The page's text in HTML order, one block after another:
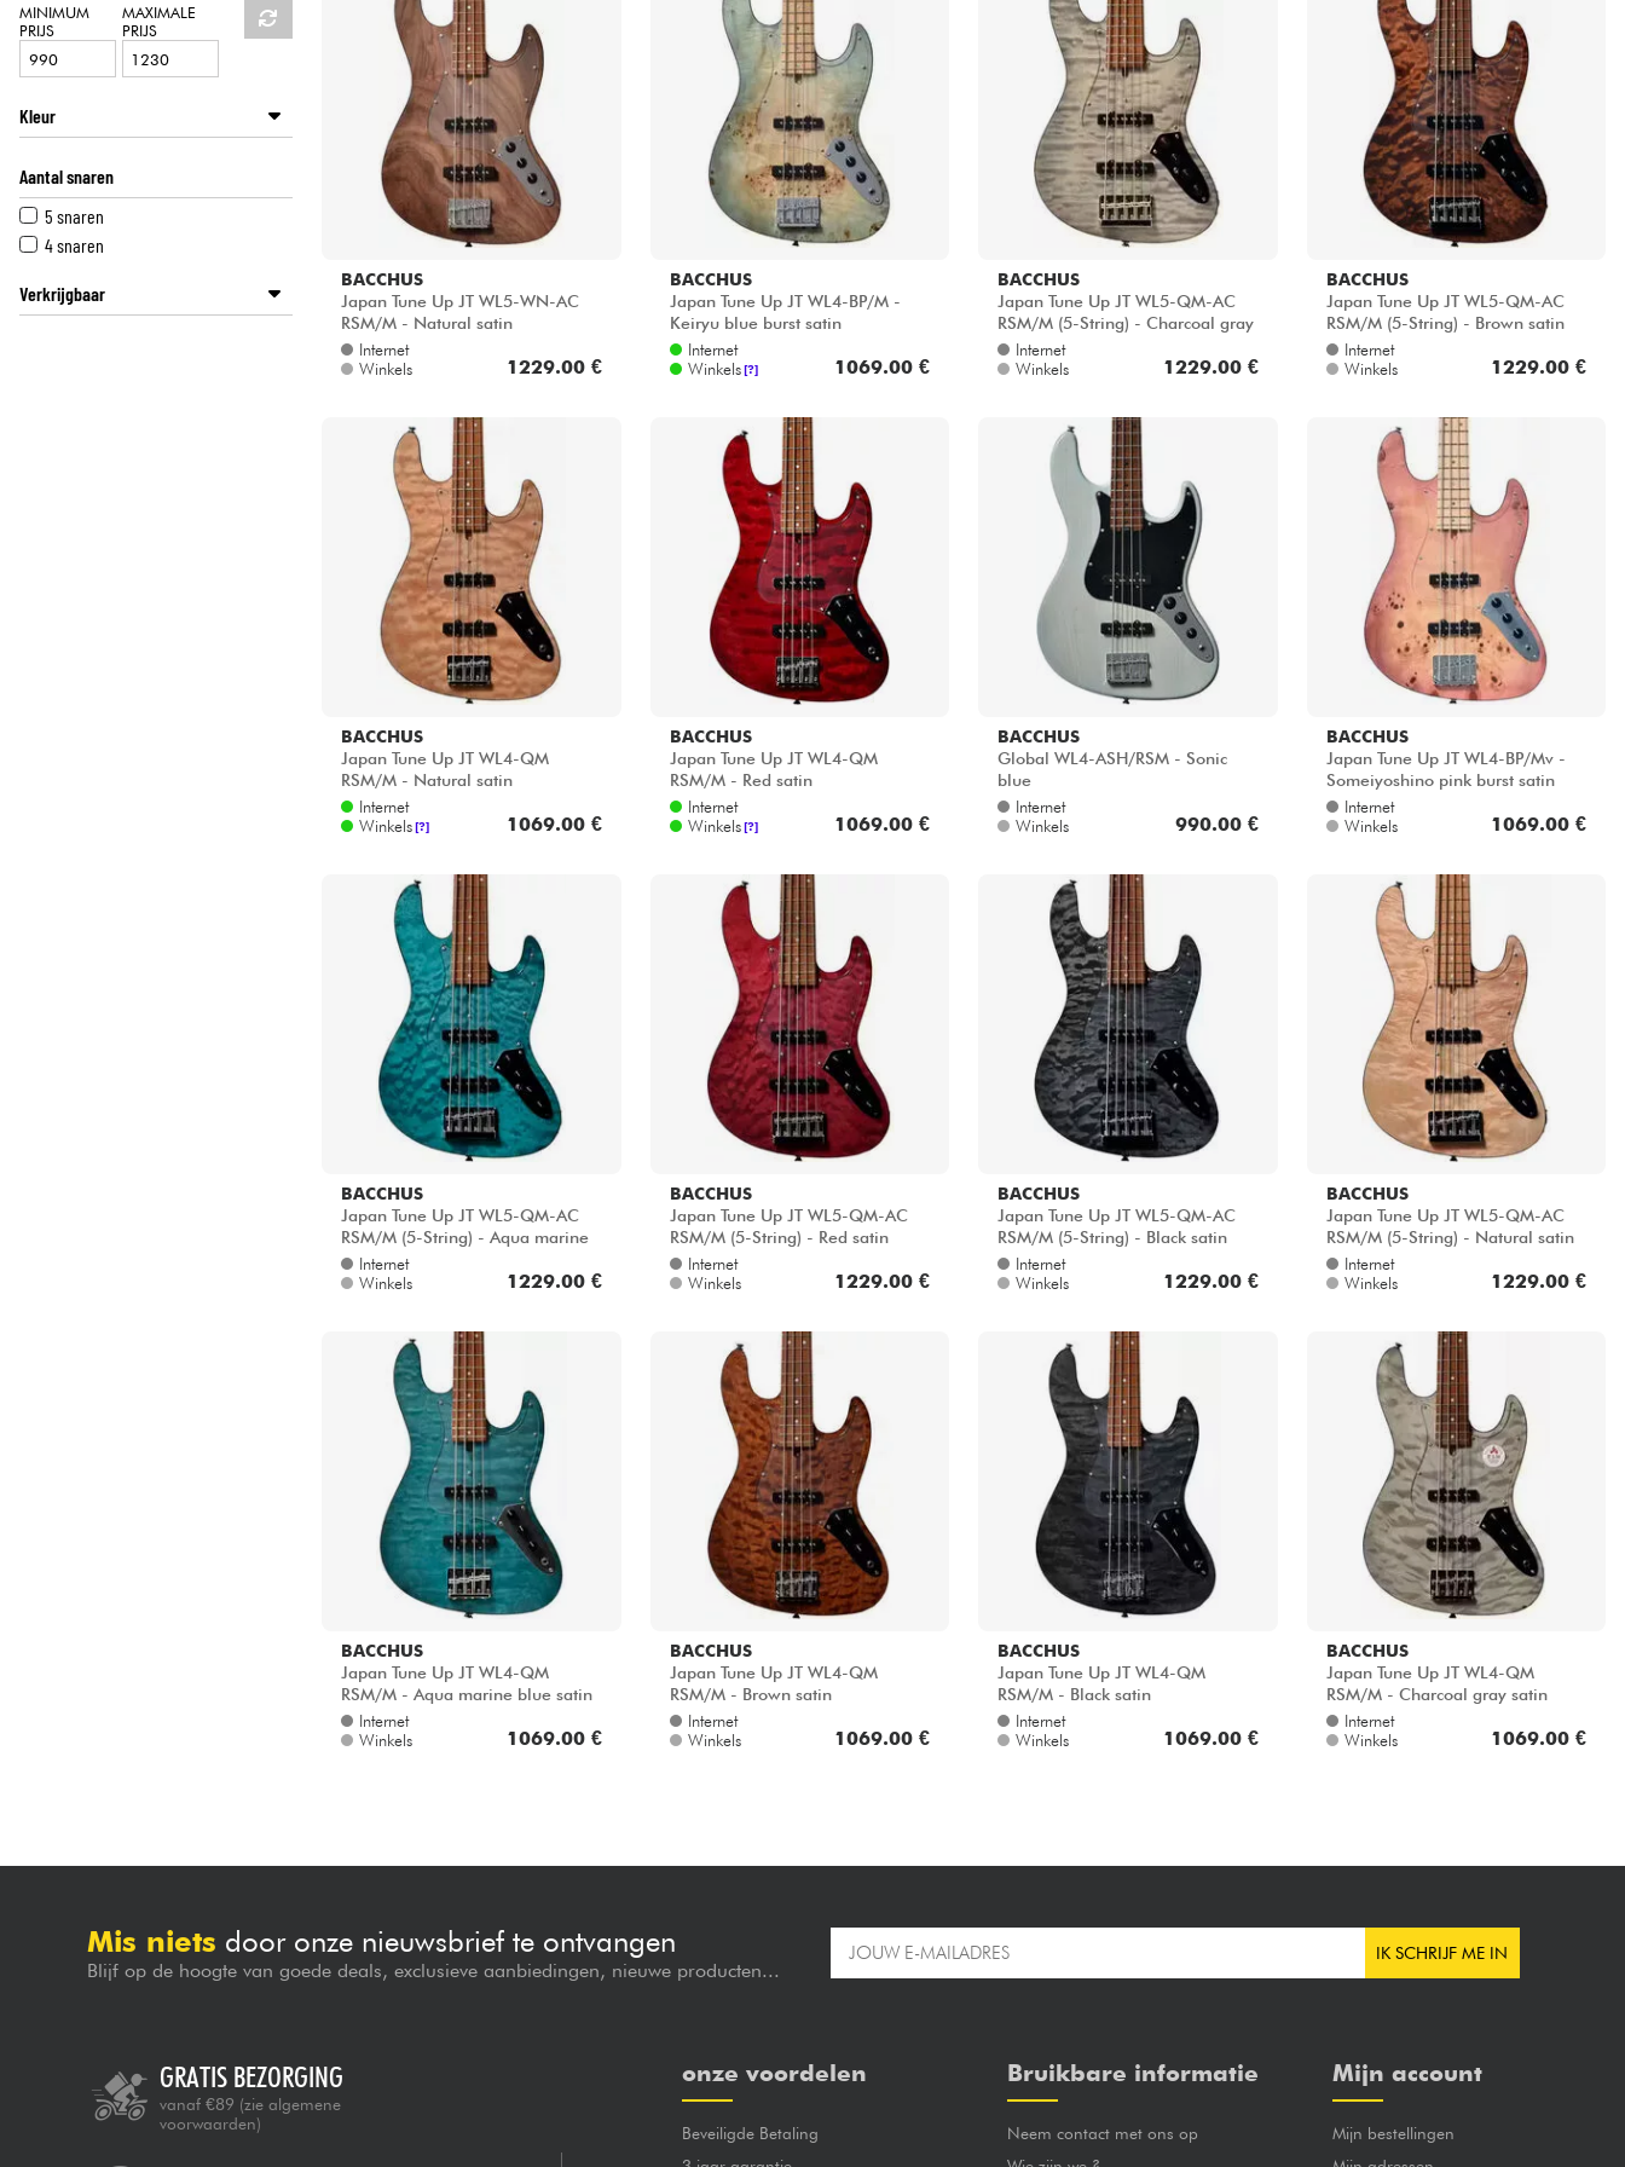
Bekijk onze merken
MINIMUM
PRIJS
MAXIMALE
PRIJS
Kleur
Blauw
Bruin
Natural
Zwart
Aantal snaren
5 snaren
4 snaren
Verkrijgbaar
BACCHUS
Japan Tune Up JT WL5-WN-AC
RSM/M - Natural satin
Internet
Winkels
1229.00 €
BACCHUS
Japan Tune Up JT WL4-BP/M -
Keiryu blue burst satin
Internet
Winkels [?] 1069.00 €
BACCHUS
Japan Tune Up JT WL5-QM-AC
RSM/M (5-String) - Charcoal gray
satinInternet
Winkels
1229.00 €
BACCHUS
Japan Tune Up JT WL5-QM-AC
RSM/M (5-String) - Brown satin
Internet
Winkels
1229.00 €
BACCHUS
Japan Tune Up JT WL4-QM
RSM/M - Natural satin
Internet
Winkels[?] 1069.00 €
BACCHUS
Japan Tune Up JT WL4-QM
RSM/M - Red satin
Internet
Winkels [?] 1069.00 €
BACCHUS
Global WL4-ASH/RSM - Sonic
blue
Internet
Winkels
990.00 €
BACCHUS
Japan Tune Up JT WL4-BP/Mv -
Someiyoshino pink burst satin
Internet
Winkels
1069.00 €
BACCHUS
Japan Tune Up JT WL5-QM-AC
RSM/M (5-String) - Aqua marine
blue satin
Internet
Winkels
1229.00 €
BACCHUS
Japan Tune Up JT WL5-QM-AC
RSM/M (5-String) - Red satin
Internet
Winkels
1229.00 €
BACCHUS
Japan Tune Up JT WL5-QM-AC
RSM/M (5-String) - Black satin
Internet
Winkels
1229.00 €
BACCHUS
Japan Tune Up JT WL5-QM-AC
RSM/M (5-String) - Natural satin
Internet
Winkels
1229.00 €
BACCHUS
Japan Tune Up JT WL4-QM
RSM/M - Aqua marine blue satin
Internet
Winkels
1069.00 €
BACCHUS
Japan Tune Up JT WL4-QM
RSM/M - Brown satin
Internet
Winkels
1069.00 €
BACCHUS
Japan Tune Up JT WL4-QM
RSM/M - Black satin
Internet
Winkels
1069.00 €
BACCHUS
Japan Tune Up JT WL4-QM
RSM/M - Charcoal gray satin
Internet
Winkels
1069.00 €
Mis niets door onze nieuwsbrief te ontvangen
Blijf op de hoogte van goede deals, exclusieve aanbiedingen, nieuwe producten...
IK SCHRIJF ME IN
GRATIS BEZORGING
vanaf €89 (zie algemene
voorwaarden)
onze voordelen
Beveiligde Betaling
Bruikbare informatie
Neem contact met ons op
Mijn account
Mijn bestellingen